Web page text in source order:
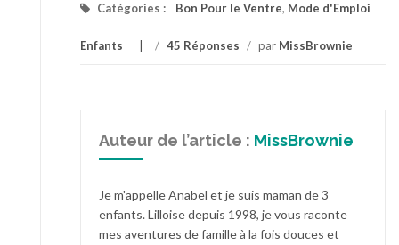
Catégories : Bon Pour le Ventre, Mode d'Emploi
Enfants / 45 Réponses / par MissBrownie
Auteur de l’article : MissBrownie
Je m'appelle Anabel et je suis maman de 3
enfants. Lilloise depuis 1998, je vous raconte
mes aventures de famille à la fois douces et